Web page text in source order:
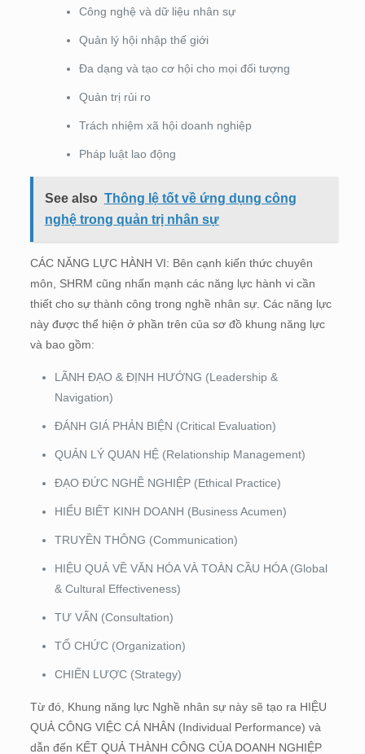
Công nghệ và dữ liệu nhân sự
Quản lý hội nhập thế giới
Đa dạng và tạo cơ hội cho mọi đối tượng
Quản trị rủi ro
Trách nhiệm xã hội doanh nghiệp
Pháp luật lao động
See also Thông lệ tốt về ứng dụng công
nghệ trong quản trị nhân sự
CÁC NĂNG LỰC HÀNH VI: Bên cạnh kiến thức chuyên
môn, SHRM cũng nhấn mạnh các năng lực hành vi cần
thiết cho sự thành công trong nghề nhân sự. Các năng lực
này được thể hiện ở phần trên của sơ đồ khung năng lực
và bao gồm:
LÃNH ĐẠO & ĐỊNH HƯỚNG (Leadership &
Navigation)
ĐÁNH GIÁ PHẢN BIỆN (Critical Evaluation)
QUẢN LÝ QUAN HỆ (Relationship Management)
ĐẠO ĐỨC NGHỀ NGHIỆP (Ethical Practice)
HIỂU BIẾT KINH DOANH (Business Acumen)
TRUYỀN THÔNG (Communication)
HIỆU QUẢ VỀ VĂN HÓA VÀ TOÀN CẦU HÓA (Global
& Cultural Effectiveness)
TƯ VẤN (Consultation)
TỔ CHỨC (Organization)
CHIẾN LƯỢC (Strategy)
Từ đó, Khung năng lực Nghề nhân sự này sẽ tạo ra HIỆU
QUẢ CÔNG VIỆC CÁ NHÂN (Individual Performance) và
dẫn đến KẾT QUẢ THÀNH CÔNG CỦA DOANH NGHIỆP